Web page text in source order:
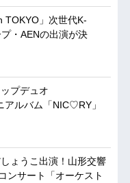
TOKYO」次世代K-
・AENの出演が決
プデュオ
アルバム「NIC♡RY」
ょうこ出演！山形交響
ンサート「オーケスト